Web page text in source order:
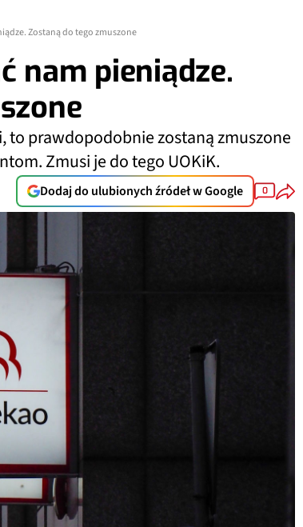
Zostaną do tego zmuszone
nam pieniądze.
to prawdopodobnie zostaną zmuszone
Zmusi je do tego UOKiK.
Dodaj do ulubionych źródeł w Google 0